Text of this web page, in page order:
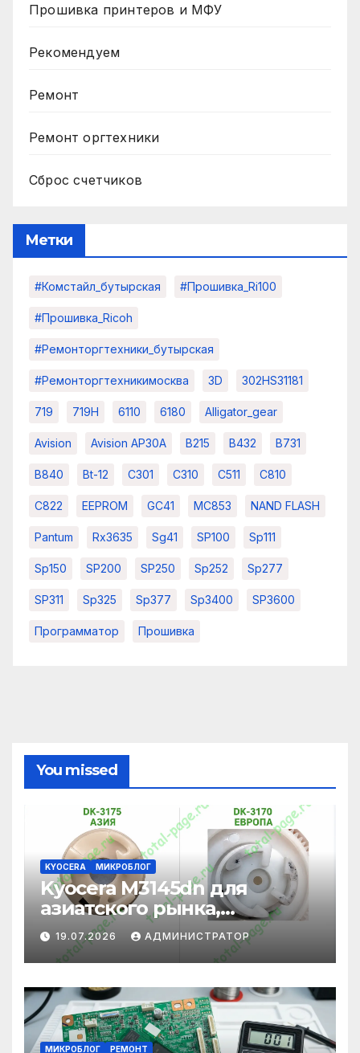
Прошивка принтеров и МФУ
Рекомендуем
Ремонт
Ремонт оргтехники
Сброс счетчиков
Метки
#комстайл_бутырская #прошивка_Ri100
#прошивка_Ricoh
#ремонторгтехники_бутырская
#ремонторгтехникимосква 3D 302HS31181
719 719H 6110 6180 Alligator_gear
Avision Avision AP30A B215 B432 B731
B840 Bt-12 C301 C310 C511 C810
C822 EEPROM GC41 MC853 NAND FLASH
Pantum Rx3635 Sg41 SP100 Sp111
Sp150 SP200 SP250 Sp252 Sp277
SP311 Sp325 Sp377 Sp3400 SP3600
Программатор Прошивка
You missed
KYOCERA МИКРОБЛОГ
Kyocera M3145dn для
азиатского рынка,
адаптация под
европейские картриджи
19.07.2026 АДМИНИСТРАТОР
МИКРОБЛОГ РЕМОНТ